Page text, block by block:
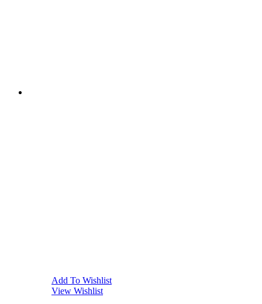
Add To Wishlist
View Wishlist